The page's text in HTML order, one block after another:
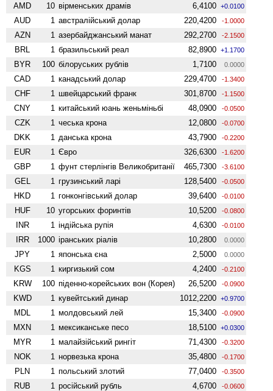
AMD 10 вiрменських драмів 6,4100 +0.0100
AUD 1 австралійський долар 220,4200 -1.0000
AZN 1 азербайджанський манат 292,2700 -2.1500
BRL 1 бразильський реал 82,8900 +1.1700
BYR 100 білоруських рублів 1,7100 0.0000
CAD 1 канадський долар 229,4700 -1.3400
CHF 1 швейцарський франк 301,8700 -1.1500
CNY 1 китайський юань женьмiньбi 48,0900 -0.0500
CZK 1 чеська крона 12,0800 -0.0700
DKK 1 данська крона 43,7900 -0.2200
EUR 1 Євро 326,6300 -1.6200
GBP 1 фунт стерлінгів Велико­британії 465,7300 -3.6100
GEL 1 грузинський ларі 128,5400 -0.0500
HKD 1 гонконгівський долар 39,6400 -0.0100
HUF 10 угорських форинтів 10,5200 -0.0800
INR 1 індійська рупія 4,6300 -0.0100
IRR 1000 іранських ріалів 10,2800 0.0000
JPY 1 японська єна 2,5000 0.0000
KGS 1 киргизький сом 4,2400 -0.2100
KRW 100 піденно-корейських вон (Корея) 26,5200 -0.0900
KWD 1 кувейтський динар 1012,2200 +0.9700
MDL 1 молдовський лей 15,3400 -0.0900
MXN 1 мексиканське песо 18,5100 +0.0300
MYR 1 малайзійський рингіт 71,4300 -0.3200
NOK 1 норвезька крона 35,4800 -0.1700
PLN 1 польський злотий 77,0400 -0.3500
RUB 1 російський рубль 4,6700 -0.0600